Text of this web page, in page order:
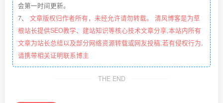
会第一时间更新。
7、 文章版权归作者所有，未经允许请勿转载。 清风博客是为草
根站长提供SEO教学、建站知识等核心技术文章分享,本站内所有
文章为站长总结以及部分网络资源转载或网友投稿,若有侵权行为,
请携带相关证明联系博主
THE END